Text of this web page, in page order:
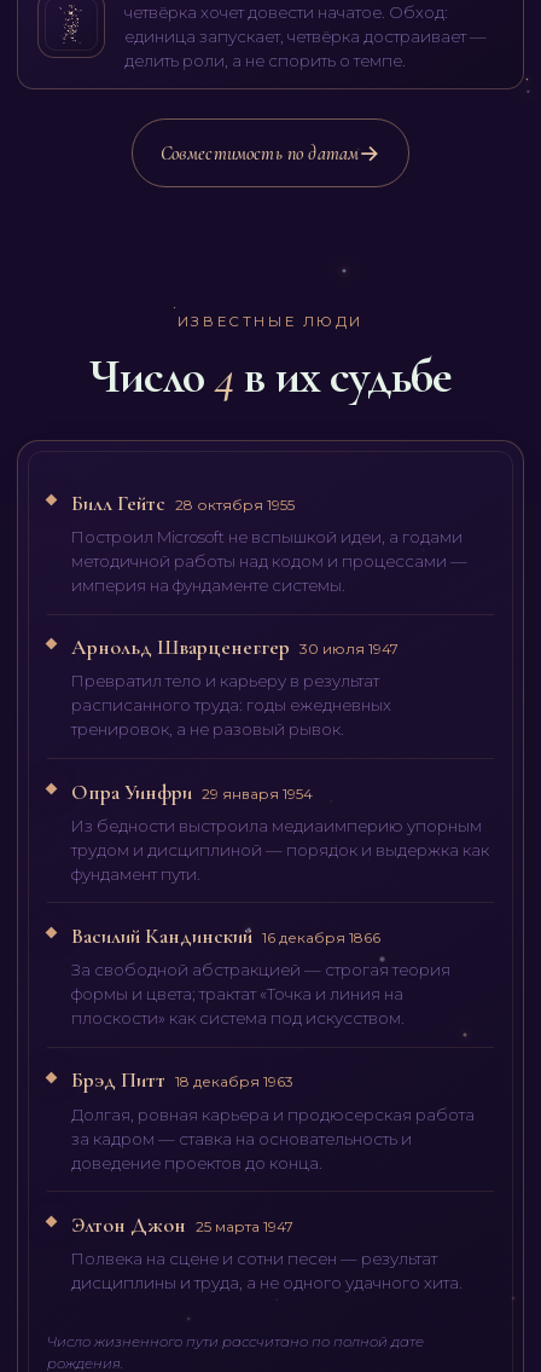
четвёрка хочет довести начатое. Обход:
единица запускает, четвёрка достраивает —
делить роли, а не спорить о темпе.
Совместимость по датам
ИЗВЕСТНЫЕ ЛЮДИ
Число4в их судьбе
Билл Гейтс 28 октября 1955
Построил Microsoft не вспышкой идеи, а годами
методичной работы над кодом и процессами —
империя на фундаменте системы.
Арнольд Шварценеггер 30 июля 1947
Превратил тело и карьеру в результат
расписанного труда: годы ежедневных
тренировок, а не разовый рывок.
Опра Уинфри 29 января 1954
Из бедности выстроила медиаимперию упорным
трудом и дисциплиной — порядок и выдержка как
фундамент пути.
Василий Кандинский 16 декабря 1866
За свободной абстракцией — строгая теория
формы и цвета; трактат «Точка и линия на
плоскости» как система под искусством.
Брэд Питт 18 декабря 1963
Долгая, ровная карьера и продюсерская работа
за кадром — ставка на основательность и
доведение проектов до конца.
Элтон Джон 25 марта 1947
Полвека на сцене и сотни песен — результат
дисциплины и труда, а не одного удачного хита.
Число жизненного пути рассчитано по полной дате
рождения.